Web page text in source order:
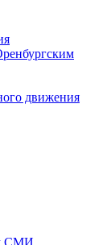
движения
СМИ